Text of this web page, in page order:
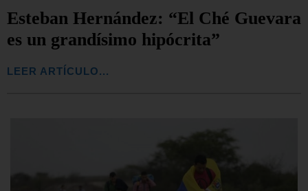
Esteban Hernández: “El Ché Guevara
es un grandísimo hipócrita”
LEER ARTÍCULO...